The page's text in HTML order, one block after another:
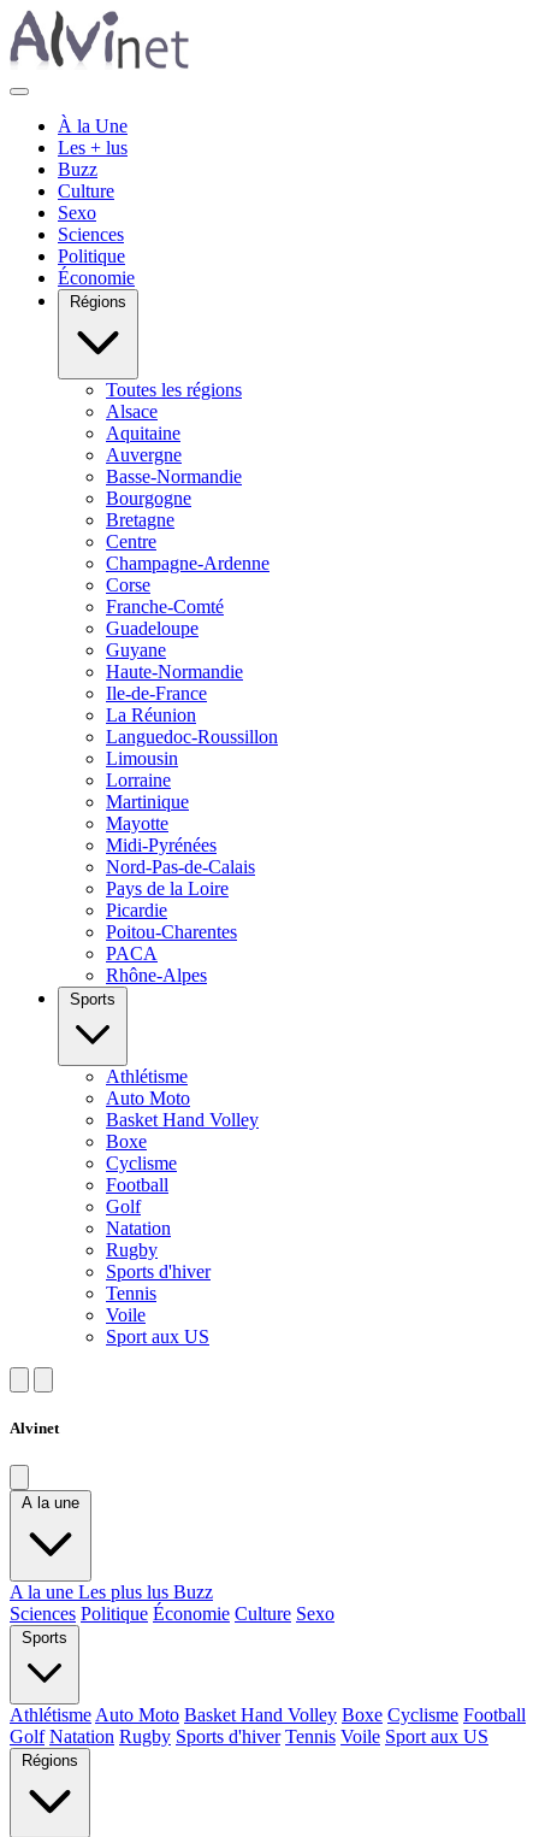
À la Une
Les + lus
Buzz
Culture
Sexo
Sciences
Politique
Économie
Régions
Toutes les régions
Alsace
Aquitaine
Auvergne
Basse-Normandie
Bourgogne
Bretagne
Centre
Champagne-Ardenne
Corse
Franche-Comté
Guadeloupe
Guyane
Haute-Normandie
Ile-de-France
La Réunion
Languedoc-Roussillon
Limousin
Lorraine
Martinique
Mayotte
Midi-Pyrénées
Nord-Pas-de-Calais
Pays de la Loire
Picardie
Poitou-Charentes
PACA
Rhône-Alpes
Sports
Athlétisme
Auto Moto
Basket Hand Volley
Boxe
Cyclisme
Football
Golf
Natation
Rugby
Sports d'hiver
Tennis
Voile
Sport aux US
Alvinet
A la une
A la une Les plus lus Buzz
Sciences Politique Économie Culture Sexo
Sports
Athlétisme Auto Moto Basket Hand Volley Boxe Cyclisme Football
Golf Natation Rugby Sports d'hiver Tennis Voile Sport aux US
Régions